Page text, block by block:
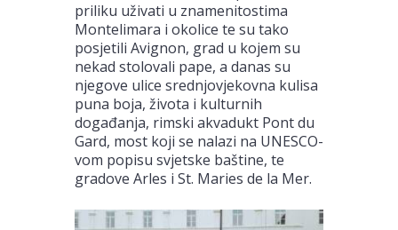
priliku uživati u znamenitostima
Montelimara i okolice te su tako
posjetili Avignon, grad u kojem su
nekad stolovali pape, a danas su
njegove ulice srednjovjekovna kulisa
puna boja, života i kulturnih
događanja, rimski akvadukt Pont du
Gard, most koji se nalazi na UNESCO-
vom popisu svjetske baštine, te
gradove Arles i St. Maries de la Mer.